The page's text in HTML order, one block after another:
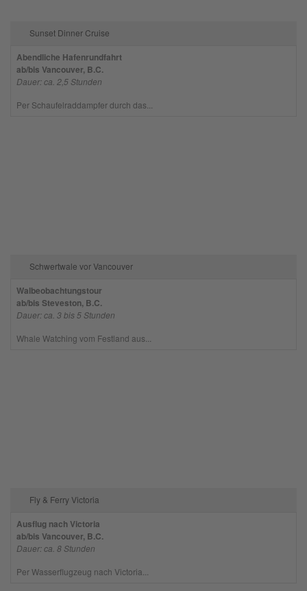
Sunset Dinner Cruise
Abendliche Hafenrundfahrt
ab/bis Vancouver, B.C.
Dauer: ca. 2,5 Stunden
Per Schaufelraddampfer durch das...
Schwertwale vor Vancouver
Walbeobachtungstour
ab/bis Steveston, B.C.
Dauer: ca. 3 bis 5 Stunden
Whale Watching vom Festland aus...
Fly & Ferry Victoria
Ausflug nach Victoria
ab/bis Vancouver, B.C.
Dauer: ca. 8 Stunden
Per Wasserflugzeug nach Victoria...